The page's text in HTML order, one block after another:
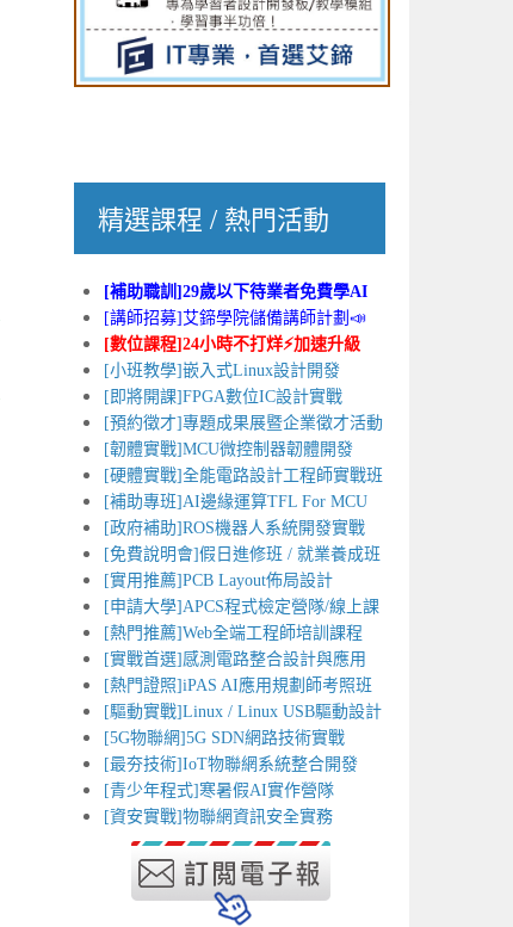
精選課程 / 熱門活動
[補助職訓]29歲以下待業者免費學AI
[講師招募]艾鍗學院儲備講師計劃📣
[數位課程]24小時不打烊⚡加速升級
[小班教學]嵌入式Linux設計開發
[即將開課]FPGA數位IC設計實戰
[預約徵才]專題成果展暨企業徵才活動
[韌體實戰]MCU微控制器韌體開發
[硬體實戰]全能電路設計工程師實戰班
[補助專班]AI邊緣運算TFL For MCU
[政府補助]ROS機器人系統開發實戰
[免費說明會]假日進修班 / 就業養成班
[實用推薦]PCB Layout佈局設計
[申請大學]APCS程式檢定營隊/線上課
[熱門推薦]Web全端工程師培訓課程
[實戰首選]感測電路整合設計與應用
[熱門證照]iPAS AI應用規劃師考照班
[驅動實戰]Linux / Linux USB驅動設計
[5G物聯網]5G SDN網路技術實戰
[最夯技術]IoT物聯網系統整合開發
[青少年程式]寒暑假AI實作營隊
[資安實戰]物聯網資訊安全實務